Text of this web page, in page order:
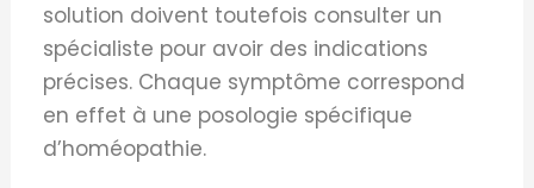
solution doivent toutefois consulter un
spécialiste pour avoir des indications
précises. Chaque symptôme correspond
en effet à une posologie spécifique
d’homéopathie.